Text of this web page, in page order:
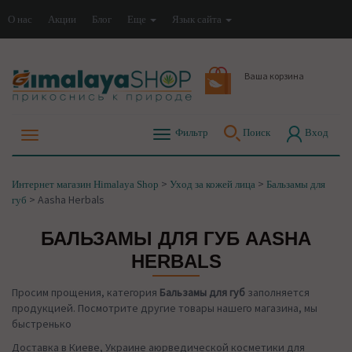
О нас Акции Блог Еще Язык сайта
Ваша корзина
Фильтр Поиск Вход
Интернет магазин Himalaya Shop > Уход за кожей лица > Бальзамы для
губ > Aasha Herbals
БАЛЬЗАМЫ ДЛЯ ГУБ AASHA
HERBALS
Просим прощения, категория Бальзамы для губ заполняется
продукцией. Посмотрите другие товары нашего магазина, мы
быстренько
Доставка в Киеве, Украине аюрведической косметики для